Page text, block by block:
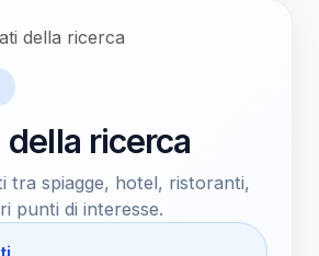
della ricerca
ricerca
tra spiagge, hotel, ristoranti,
punti di interesse.